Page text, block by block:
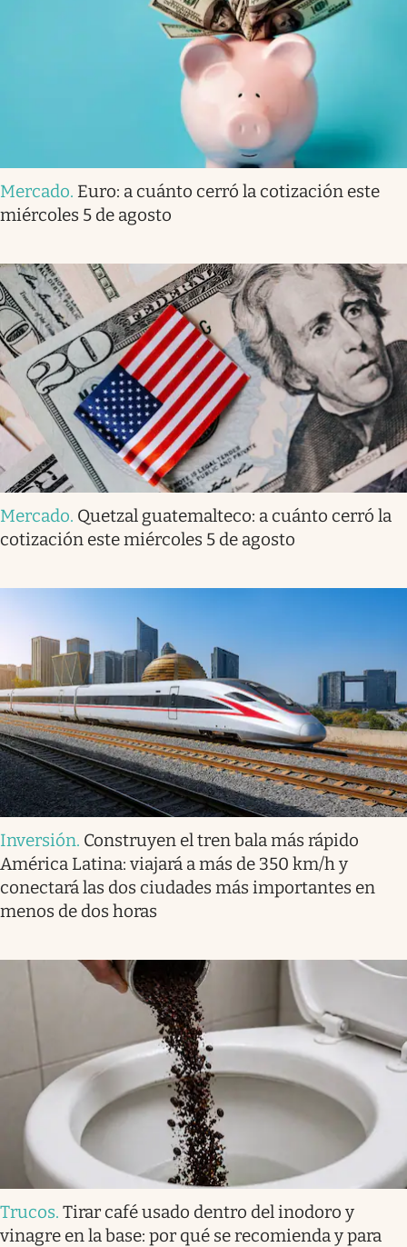
Mercado. Euro: a cuánto cerró la cotización este
miércoles 5 de agosto
Mercado. Quetzal guatemalteco: a cuánto cerró la
cotización este miércoles 5 de agosto
Inversión. Construyen el tren bala más rápido
América Latina: viajará a más de 350 km/h y
conectará las dos ciudades más importantes en
menos de dos horas
Trucos. Tirar café usado dentro del inodoro y
vinagre en la base: por qué se recomienda y para